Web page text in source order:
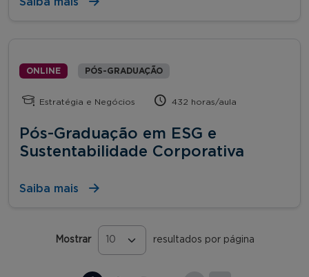
ONLINE PÓS-GRADUAÇÃO
Estratégia e Negócios 432 horas/aula
Pós-Graduação em ESG e
Sustentabilidade Corporativa
Saiba mais
Mostrar resultados por página